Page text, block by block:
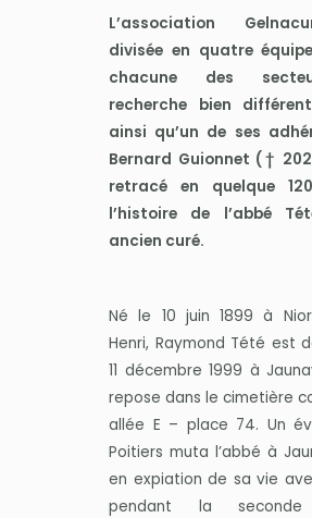
L’association
divisée en quatre
chacune des
recherche bien
ainsi qu’un de ses
Bernard Guionnet (†
retracé en quelque
l’histoire de l’abbé
ancien curé.
Né le 10 juin 1899 à
Henri, Raymond Tété est
11 décembre 1999 à
repose dans le cimetière
allée E – place 74. Un
Poitiers muta l’abbé à
en expiation de sa vie
pendant la seconde